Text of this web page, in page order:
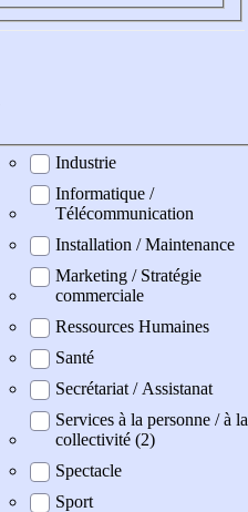
Industrie
Informatique /
Télécommunication
Installation / Maintenance
Marketing / Stratégie
commerciale
Ressources Humaines
Santé
Secrétariat / Assistanat
Services à la personne / à la
collectivité (2)
Spectacle
Sport